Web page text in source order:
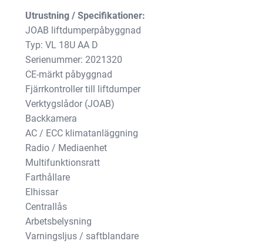
Utrustning / Specifikationer:
JOAB liftdumperpåbyggnad
Typ: VL 18U AA D
Serienummer: 2021320
CE-märkt påbyggnad
Fjärrkontroller till liftdumper
Verktygslådor (JOAB)
Backkamera
AC / ECC klimatanläggning
Radio / Mediaenhet
Multifunktionsratt
Farthållare
Elhissar
Centrallås
Arbetsbelysning
Varningsljus / saftblandare
Upplevelse
För att vår
hemsida ska
prestera så
bra som
möjligt
under ditt
besök. Om
du nekar de
här kakorna
kommer viss
funktionalitet
att försvinna
från
hemsidan.